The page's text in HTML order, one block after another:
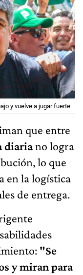
y vuelve a jugar fuerte
que entre
diariano logra
lo que
en la logística
de entrega.
"Se
y miran para